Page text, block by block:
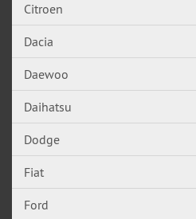
Citroen
Dacia
Daewoo
Daihatsu
Dodge
Fiat
Ford